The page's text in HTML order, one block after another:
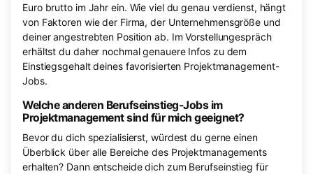
Euro brutto im Jahr ein. Wie viel du genau verdienst, hängt
von Faktoren wie der Firma, der Unternehmensgröße und
deiner angestrebten Position ab. Im Vorstellungespräch
erhältst du daher nochmal genauere Infos zu dem
Einstiegsgehalt deines favorisierten Projektmanagement-
Jobs.
Welche anderen Berufseinstieg-Jobs im
Projektmanagement sind für mich geeignet?
Bevor du dich spezialisierst, würdest du gerne einen
Überblick über alle Bereiche des Projektmanagements
erhalten? Dann entscheide dich zum Berufseinstieg für